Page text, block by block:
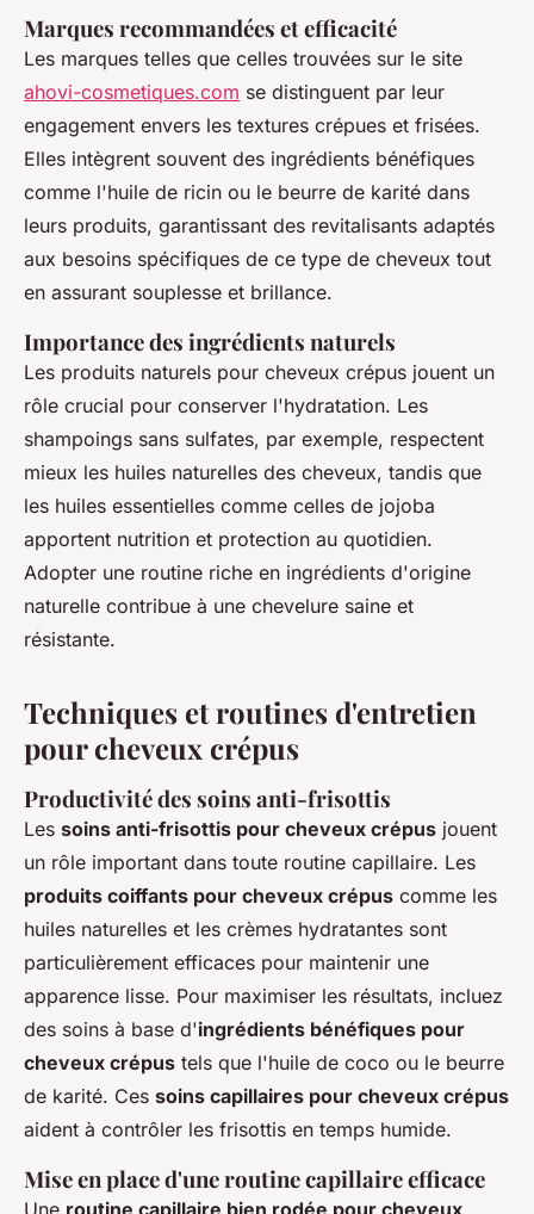
Marques recommandées et efficacité
Les marques telles que celles trouvées sur le site
ahovi-cosmetiques.com se distinguent par leur
engagement envers les textures crépues et frisées.
Elles intègrent souvent des ingrédients bénéfiques
comme l'huile de ricin ou le beurre de karité dans
leurs produits, garantissant des revitalisants adaptés
aux besoins spécifiques de ce type de cheveux tout
en assurant souplesse et brillance.
Importance des ingrédients naturels
Les produits naturels pour cheveux crépus jouent un
rôle crucial pour conserver l'hydratation. Les
shampoings sans sulfates, par exemple, respectent
mieux les huiles naturelles des cheveux, tandis que
les huiles essentielles comme celles de jojoba
apportent nutrition et protection au quotidien.
Adopter une routine riche en ingrédients d'origine
naturelle contribue à une chevelure saine et
résistante.
Techniques et routines d'entretien
pour cheveux crépus
Productivité des soins anti-frisottis
Les soins anti-frisottis pour cheveux crépus jouent
un rôle important dans toute routine capillaire. Les
produits coiffants pour cheveux crépus comme les
huiles naturelles et les crèmes hydratantes sont
particulièrement efficaces pour maintenir une
apparence lisse. Pour maximiser les résultats, incluez
des soins à base d'ingrédients bénéfiques pour
cheveux crépus tels que l'huile de coco ou le beurre
de karité. Ces soins capillaires pour cheveux crépus
aident à contrôler les frisottis en temps humide.
Mise en place d'une routine capillaire efficace